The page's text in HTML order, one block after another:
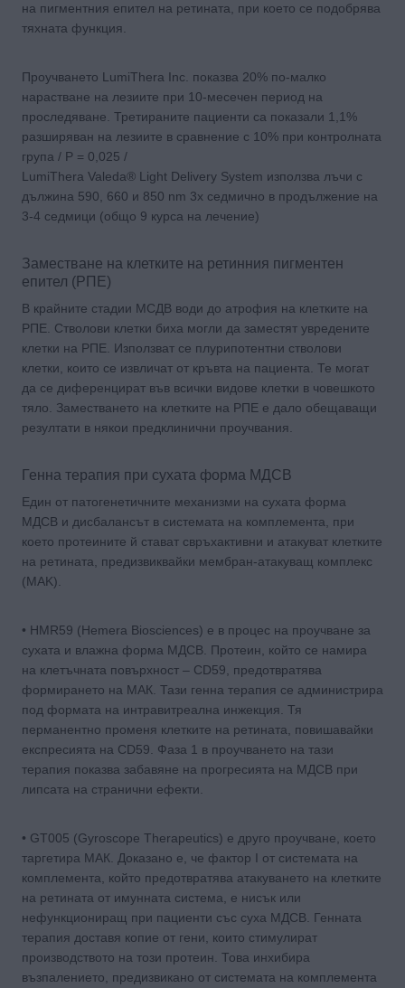
на пигментния епител на ретината, при което се подобрява
тяхната функция.
Проучването LumiThera Inc. показва 20% по-малко
нарастване на лезиите при 10-месечен период на
проследяване. Третираните пациенти са показали 1,1%
разширяван на лезиите в сравнение с 10% при контролната
група / Р = 0,025 /
LumiThera Valeda® Light Delivery System използва лъчи с
дължина 590, 660 и 850 nm 3х седмично в продължение на
3-4 седмици (общо 9 курса на лечение)
Заместване на клетките на ретинния пигментен
епител (РПЕ)
В крайните стадии МСДВ води до атрофия на клетките на
РПЕ. Стволови клетки биха могли да заместят увредените
клетки на РПЕ. Използват се плурипотентни стволови
клетки, които се извличат от кръвта на пациента. Те могат
да се диференцират във всички видове клетки в човешкото
тяло. Заместването на клетките на РПЕ е дало обещаващи
резултати в някои предклинични проучвания.
Генна терапия при сухата форма МДСВ
Един от патогенетичните механизми на сухата форма
МДСВ и дисбалансът в системата на комплемента, при
което протеините й стават свръхактивни и атакуват клетките
на ретината, предизвиквайки мембран-атакуващ комплекс
(MAK).
• HMR59 (Hemera Biosciences) е в процес на проучване за
сухата и влажна форма МДСВ. Протеин, който се намира
на клетъчната повърхност – CD59, предотвратява
формирането на МАК. Тази генна терапия се администрира
под формата на интравитреална инжекция. Тя
перманентно променя клетките на ретината, повишавайки
експресията на CD59. Фаза 1 в проучването на тази
терапия показва забавяне на прогресията на МДСВ при
липсата на странични ефекти.
• GT005 (Gyroscope Therapeutics) е друго проучване, което
таргетира МАК. Доказано е, че фактор I от системата на
комплемента, който предотвратява атакуването на клетките
на ретината от имунната система, е нисък или
нефункциониращ при пациенти със суха МДСВ. Генната
терапия доставя копие от гени, които стимулират
производството на този протеин. Това инхибира
възпалението, предизвикано от системата на комплемента